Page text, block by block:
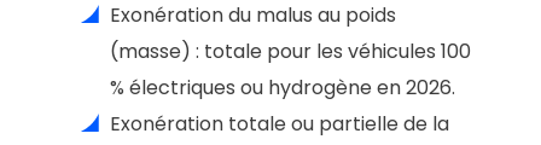
Exonération du malus au poids
(masse) : totale pour les véhicules 100
% électriques ou hydrogène en 2026.
Exonération totale ou partielle de la